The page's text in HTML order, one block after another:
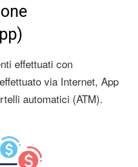
effettuati con
via Internet, App
automatici (ATM).